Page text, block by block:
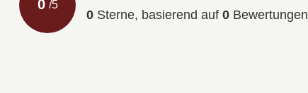
0 /5
0 Sterne, basierend auf 0 Bewertungen